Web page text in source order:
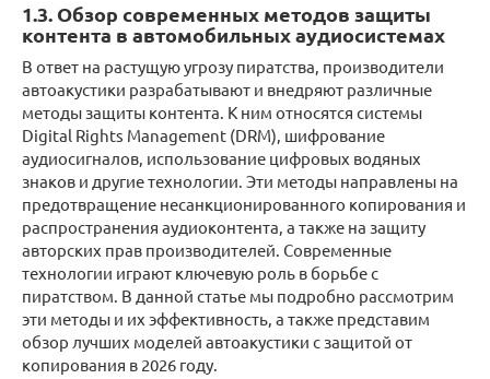
1.3. Обзор современных методов защиты
контента в автомобильных аудиосистемах
В ответ на растущую угрозу пиратства, производители
автоакустики разрабатывают и внедряют различные
методы защиты контента. К ним относятся системы
Digital Rights Management (DRM), шифрование
аудиосигналов, использование цифровых водяных
знаков и другие технологии. Эти методы направлены на
предотвращение несанкционированного копирования и
распространения аудиоконтента, а также на защиту
авторских прав производителей. Современные
технологии играют ключевую роль в борьбе с
пиратством. В данной статье мы подробно рассмотрим
эти методы и их эффективность, а также представим
обзор лучших моделей автоакустики с защитой от
копирования в 2026 году.